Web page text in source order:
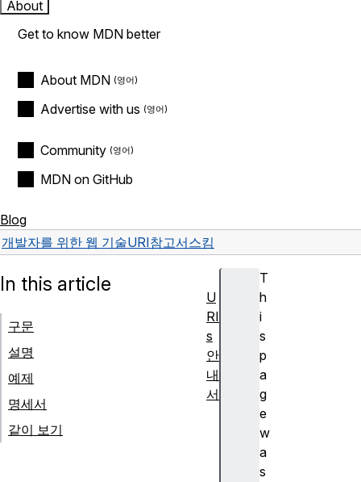
About
Get to know MDN better
About MDN
Advertise with us
Community
MDN on GitHub
Blog
개발자를 위한 웹 기술URI참고서스킴
T
h
i
s
p
a
g
e
w
a
s
In this article
구문
설명
예제
명세서
같이 보기
U
RI
s
안
내
서